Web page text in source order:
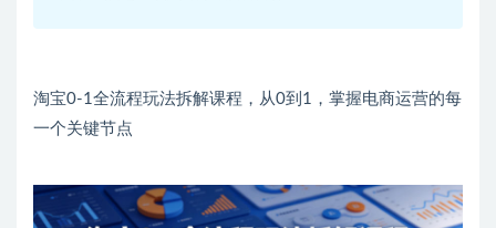
淘宝0-1全流程玩法拆解课程，从0到1，掌握电商运营的每
一个关键节点